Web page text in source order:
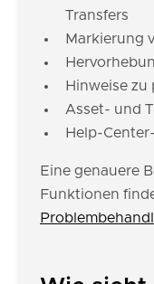
Transfers
Markierung
Hinweise
Asset- und
Help-
Eine genauere
Funktionen